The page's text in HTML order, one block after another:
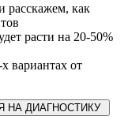
расскажем, как
расти на 20-50%
вариантах от
НА ДИАГНОСТИКУ